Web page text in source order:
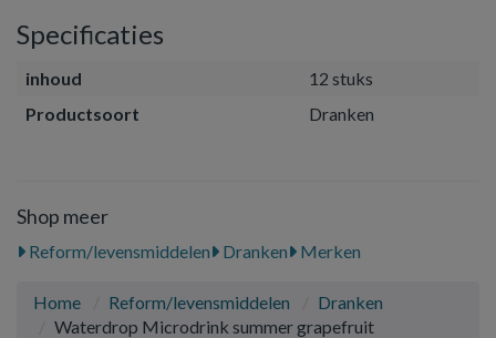
Specificaties
inhoud
12 stuks
Productsoort
Dranken
Shop meer
Reform/levensmiddelen Dranken Merken
Home Reform/levensmiddelen
Dranken
Waterdrop Microdrink summer grapefruit